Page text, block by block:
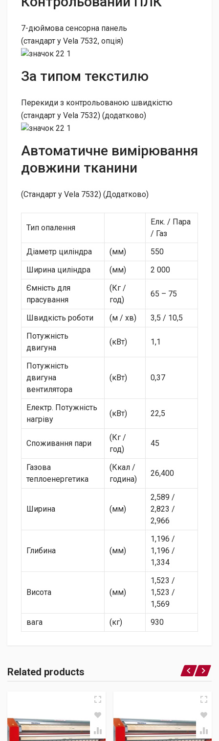
7-дюймова сенсорна панель
(стандарт у Vela 7532, опція)
За типом текстилю
Перекиди з контрольованою швидкістю
(стандарт у Vela 7532) (додатково)
Автоматичне вимірювання
довжини тканини
(Стандарт у Vela 7532) (Додатково)
Тип опалення
Елк. / Пара
/ Газ
Діаметр циліндра
(мм)
550
Ширина циліндра
(мм)
2 000
Ємність для
прасування
(Кг /
год)
65 – 75
Швидкість роботи (м / хв)
3,5 / 10,5
Потужність
двигуна
(кВт) 1,1
Потужність
двигуна
вентилятора
(кВт) 0,37
Електр. Потужність
нагріву
(кВт) 22,5
Споживання пари
(Кг /
год)
45
Газова
теплоенергетика
(Ккал /
година)
26,400
Ширина (мм)
2,589 /
2,823 /
2,966
Глибина (мм)
1,196 /
1,196 /
1,334
Висота (мм)
1,523 /
1,523 /
1,569
вага
(кг) 930
Related products